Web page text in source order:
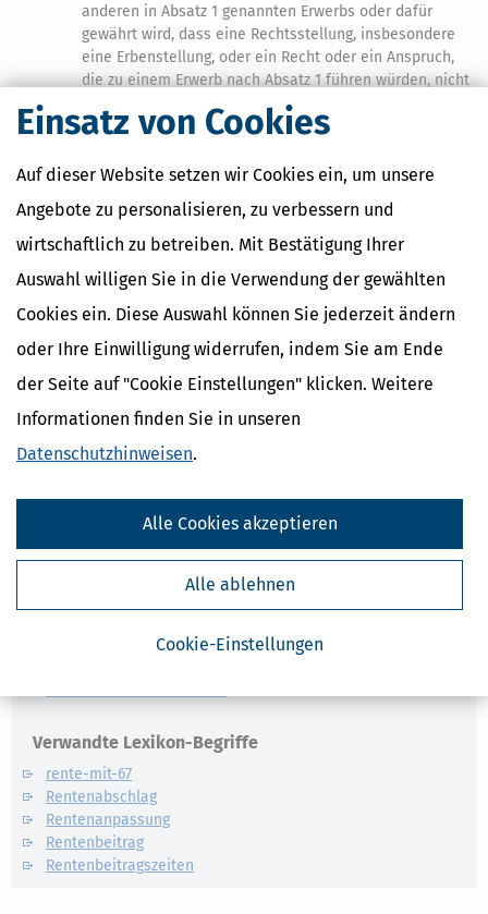
Einsatz von Cookies
Auf dieser Website setzen wir Cookies ein, um unsere
Angebote zu personalisieren, zu verbessern und
wirtschaftlich zu betreiben. Mit Bestätigung Ihrer
Auswahl willigen Sie in die Verwendung der gewählten
Cookies ein. Diese Auswahl können Sie jederzeit ändern
oder Ihre Einwilligung widerrufen, indem Sie am Ende
der Seite auf "Cookie Einstellungen" klicken. Weitere
Informationen finden Sie in unseren
Datenschutzhinweisen.
Cookie-Einstellungen
Alle ablehnen
Alle Cookies akzeptieren
anderen in Absatz 1 genannten Erwerbs oder dafür
gewährt wird, dass eine Rechtsstellung, insbesondere
eine Erbenstellung, oder ein Recht oder ein Anspruch,
die zu einem Erwerb nach Absatz 1 führen würden, nicht
mehr oder nur noch teilweise geltend gemacht werden;
betagtes oder befristetes Vermächtnis, das der
Vermächtnisnehmer angenommen hat, vor dem
Zeitpunkt des Eintritts der Bedingung oder des
Ereignisses gewährt wird;
was als
für die Übertragung der Anwartschaft
eines Nacherben gewährt wird;
was der Vertragserbe oder der Schlusserbe eines
gemeinschaftlichen Testaments oder der
Vermächtnisnehmer wegen beeinträchtigender
Bürgerlichen Gesetzbuchs) von dem Beschenkten nach
Bereicherung erlangt.
Ähnliche Themen
Verwandte Lexikon-Begriffe
rente-mit-67
Rentenabschlag
Rentenanpassung
Rentenbeitrag
Rentenbeitragszeiten